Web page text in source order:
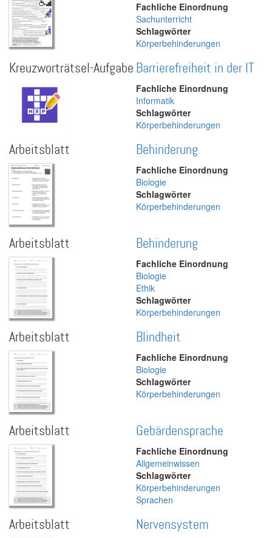
Fachliche Einordnung
Sachunterricht
Schlagwörter
Körperbehinderungen
Kreuzworträtsel-Aufgabe Barrierefreiheit in der IT
Fachliche Einordnung
Informatik
Schlagwörter
Körperbehinderungen
Arbeitsblatt Behinderung
Fachliche Einordnung
Biologie
Schlagwörter
Körperbehinderungen
Arbeitsblatt Behinderung
Fachliche Einordnung
Biologie
Ethik
Schlagwörter
Körperbehinderungen
Arbeitsblatt Blindheit
Fachliche Einordnung
Biologie
Schlagwörter
Körperbehinderungen
Arbeitsblatt Gebärdensprache
Fachliche Einordnung
Allgemeinwissen
Schlagwörter
Körperbehinderungen
Sprachen
Arbeitsblatt Nervensystem